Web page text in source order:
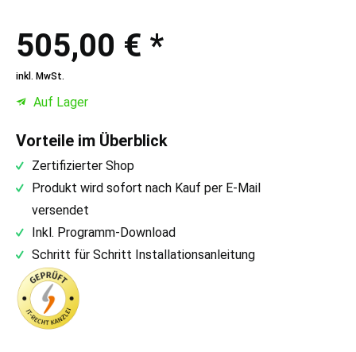
505,00 € *
inkl. MwSt.
Auf Lager
Vorteile im Überblick
Zertifizierter Shop
Produkt wird sofort nach Kauf per E-Mail
versendet
Inkl. Programm-Download
Schritt für Schritt Installationsanleitung